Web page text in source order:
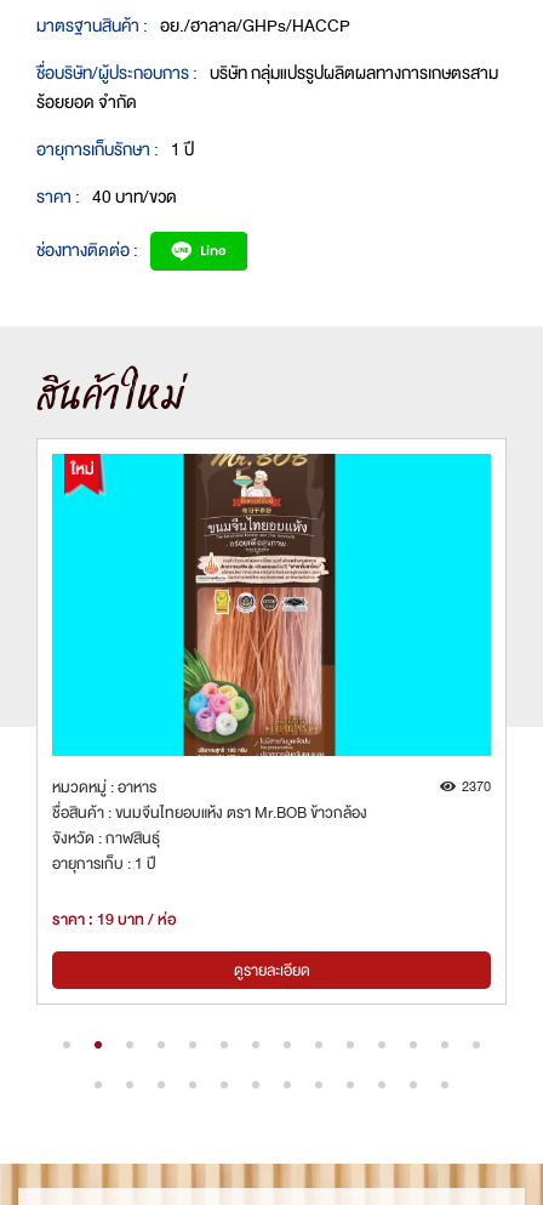
มาตรฐานสินค้า : อย./ฮาลาล/GHPs/HACCP
ชื่อบริษัท/ผู้ประกอบการ : บริษัท กลุ่มแปรรูปผลิตผลทางการเกษตรสาม
ร้อยยอด จำกัด
อายุการเก็บรักษา : 1 ปี
ราคา : 40 บาท/ขวด
ช่องทางติดต่อ :
สินค้าใหม่
หมวดหมู่ : อาหาร 2370
ชื่อสินค้า : ขนมจีนไทยอบแห้ง ตรา Mr.BOB ข้าวกล้อง
จังหวัด : กาฬสินธุ์
อายุการเก็บ : 1 ปี
ราคา : 19 บาท / ห่อ
ดูรายละเอียด